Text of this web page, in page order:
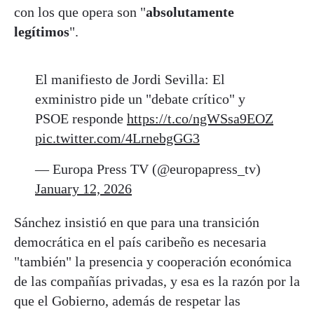
con los que opera son "absolutamente
legítimos".
El manifiesto de Jordi Sevilla: El
exministro pide un "debate crítico" y
PSOE responde https://t.co/ngWSsa9EOZ
pic.twitter.com/4LrnebgGG3
— Europa Press TV (@europapress_tv)
January 12, 2026
Sánchez insistió en que para una transición
democrática en el país caribeño es necesaria
"también" la presencia y cooperación económica
de las compañías privadas, y esa es la razón por la
que el Gobierno, además de respetar las